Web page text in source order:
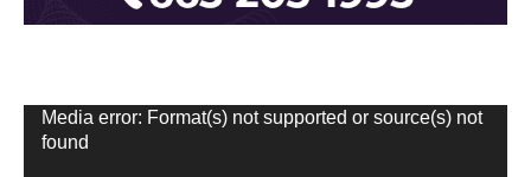
Reproductor
de
Media error: Format(s) not supported or source(s) not
found